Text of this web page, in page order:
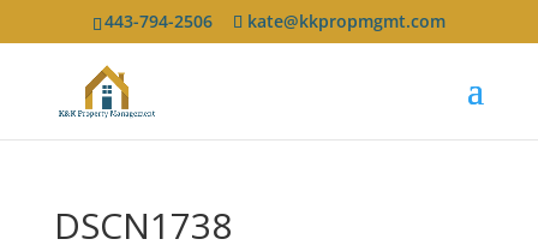
443-794-2506 kate@kkpropmgmt.com
DSCN1738